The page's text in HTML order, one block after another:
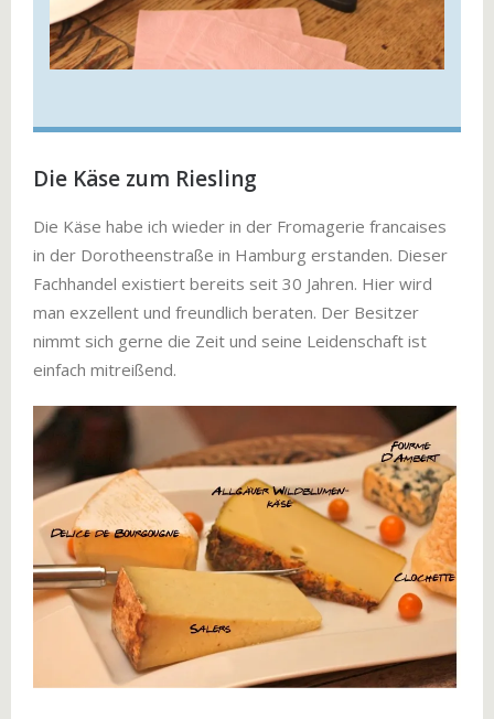
Die Käse zum Riesling
Die Käse habe ich wieder in der Fromagerie francaises
in der Dorotheenstraße in Hamburg erstanden. Dieser
Fachhandel existiert bereits seit 30 Jahren. Hier wird
man exzellent und freundlich beraten. Der Besitzer
nimmt sich gerne die Zeit und seine Leidenschaft ist
einfach mitreißend.